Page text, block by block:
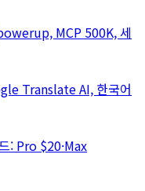
MCP 500K, 세
Translate AI, 한국어
: Pro $20·Max